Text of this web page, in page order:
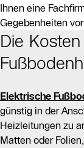
Ihnen eine
Gegebenheiten
Die
Elektrische
günstig in der
Heizleitungen zu
Matten oder